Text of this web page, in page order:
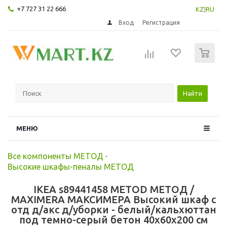
+7 727 31 22 666 KZ RU
Вход Регистрация
Найти
МЕНЮ
Все компоненты МЕТОД -
Высокие шкафы-пеналы МЕТОД
IKEA s89441458 METOD МЕТОД /
MAXIMERA МАКСИМЕРА Высокий шкаф с
отд д/акс д/уборки - белый/кальхюттан
под темно-серый бетон 40x60x200 см